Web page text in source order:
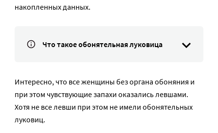
накопленных данных.
Что такое обонятельная луковица
Интересно, что все женщины без органа обоняния и
при этом чувствующие запахи оказались левшами.
Хотя не все левши при этом не имели обонятельных
луковиц.